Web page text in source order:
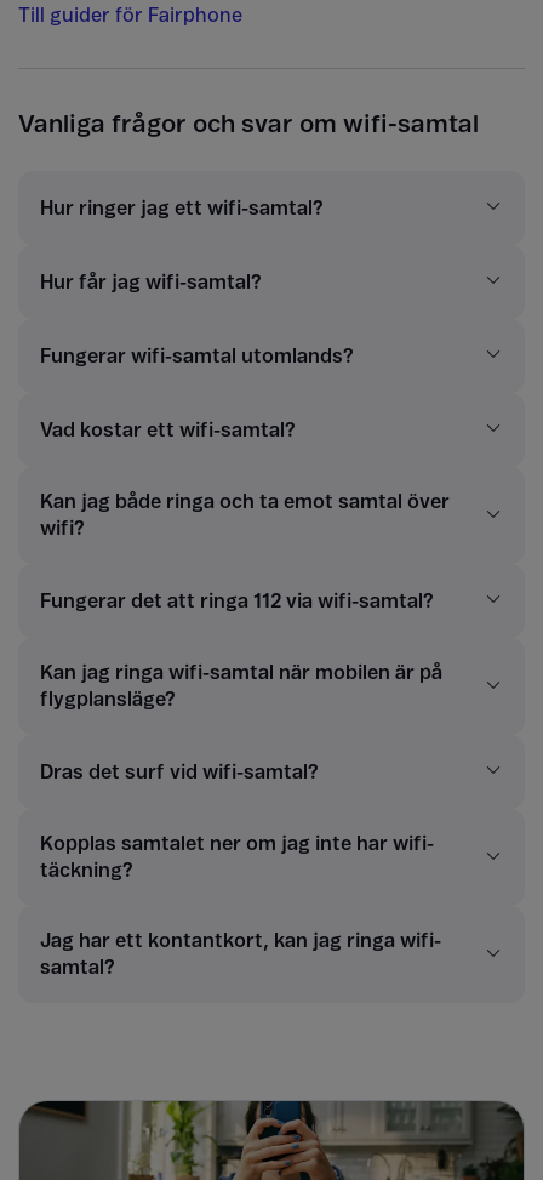
Till guider för Fairphone
Vanliga frågor och svar om wifi-samtal
Hur ringer jag ett wifi-samtal?
Hur får jag wifi-samtal?
Fungerar wifi-samtal utomlands?
Vad kostar ett wifi-samtal?
Kan jag både ringa och ta emot samtal över
wifi?
Fungerar det att ringa 112 via wifi-samtal?
Kan jag ringa wifi-samtal när mobilen är på
flygplansläge?
Dras det surf vid wifi-samtal?
Kopplas samtalet ner om jag inte har wifi-
täckning?
Jag har ett kontantkort, kan jag ringa wifi-
samtal?